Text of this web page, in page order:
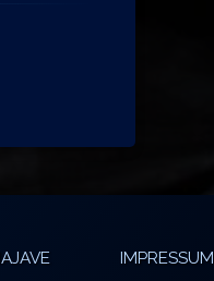
IMPRESSUM